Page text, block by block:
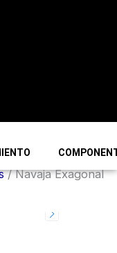
/ Navaja Exagonal